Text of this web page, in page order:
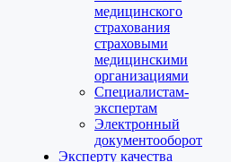
медицинского
страхования
страховыми
медицинскими
организациями
Специалистам-
экспертам
Электронный
документооборот
Эксперту качества